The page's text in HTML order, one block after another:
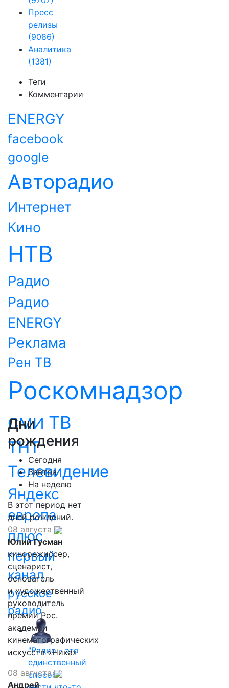
Пресс
релизы
(9086)
Аналитика
(1381)
Теги
Комментарии
ENERGY
facebook
google
Авторадио
Интернет
Кино
НТВ
Радио
Радио
ENERGY
Реклама
Рен ТВ
Роскомнадзор
СМИ ТВ
ТНТ
Телевидение
Яндекс
европа
плюс
первый
канал
русское
радио
"Радио - это
единственный
способ
Дни
рождения
Сегодня
Завтра
На неделю
В этот период нет
дней рождений.
08 августа
Юлий Гусман
кинорежиссер,
сценарист,
основатель
и художественный
руководитель
премии Рос.
академии
кинематографических
искусств «Ника»
08 августа
Андрей